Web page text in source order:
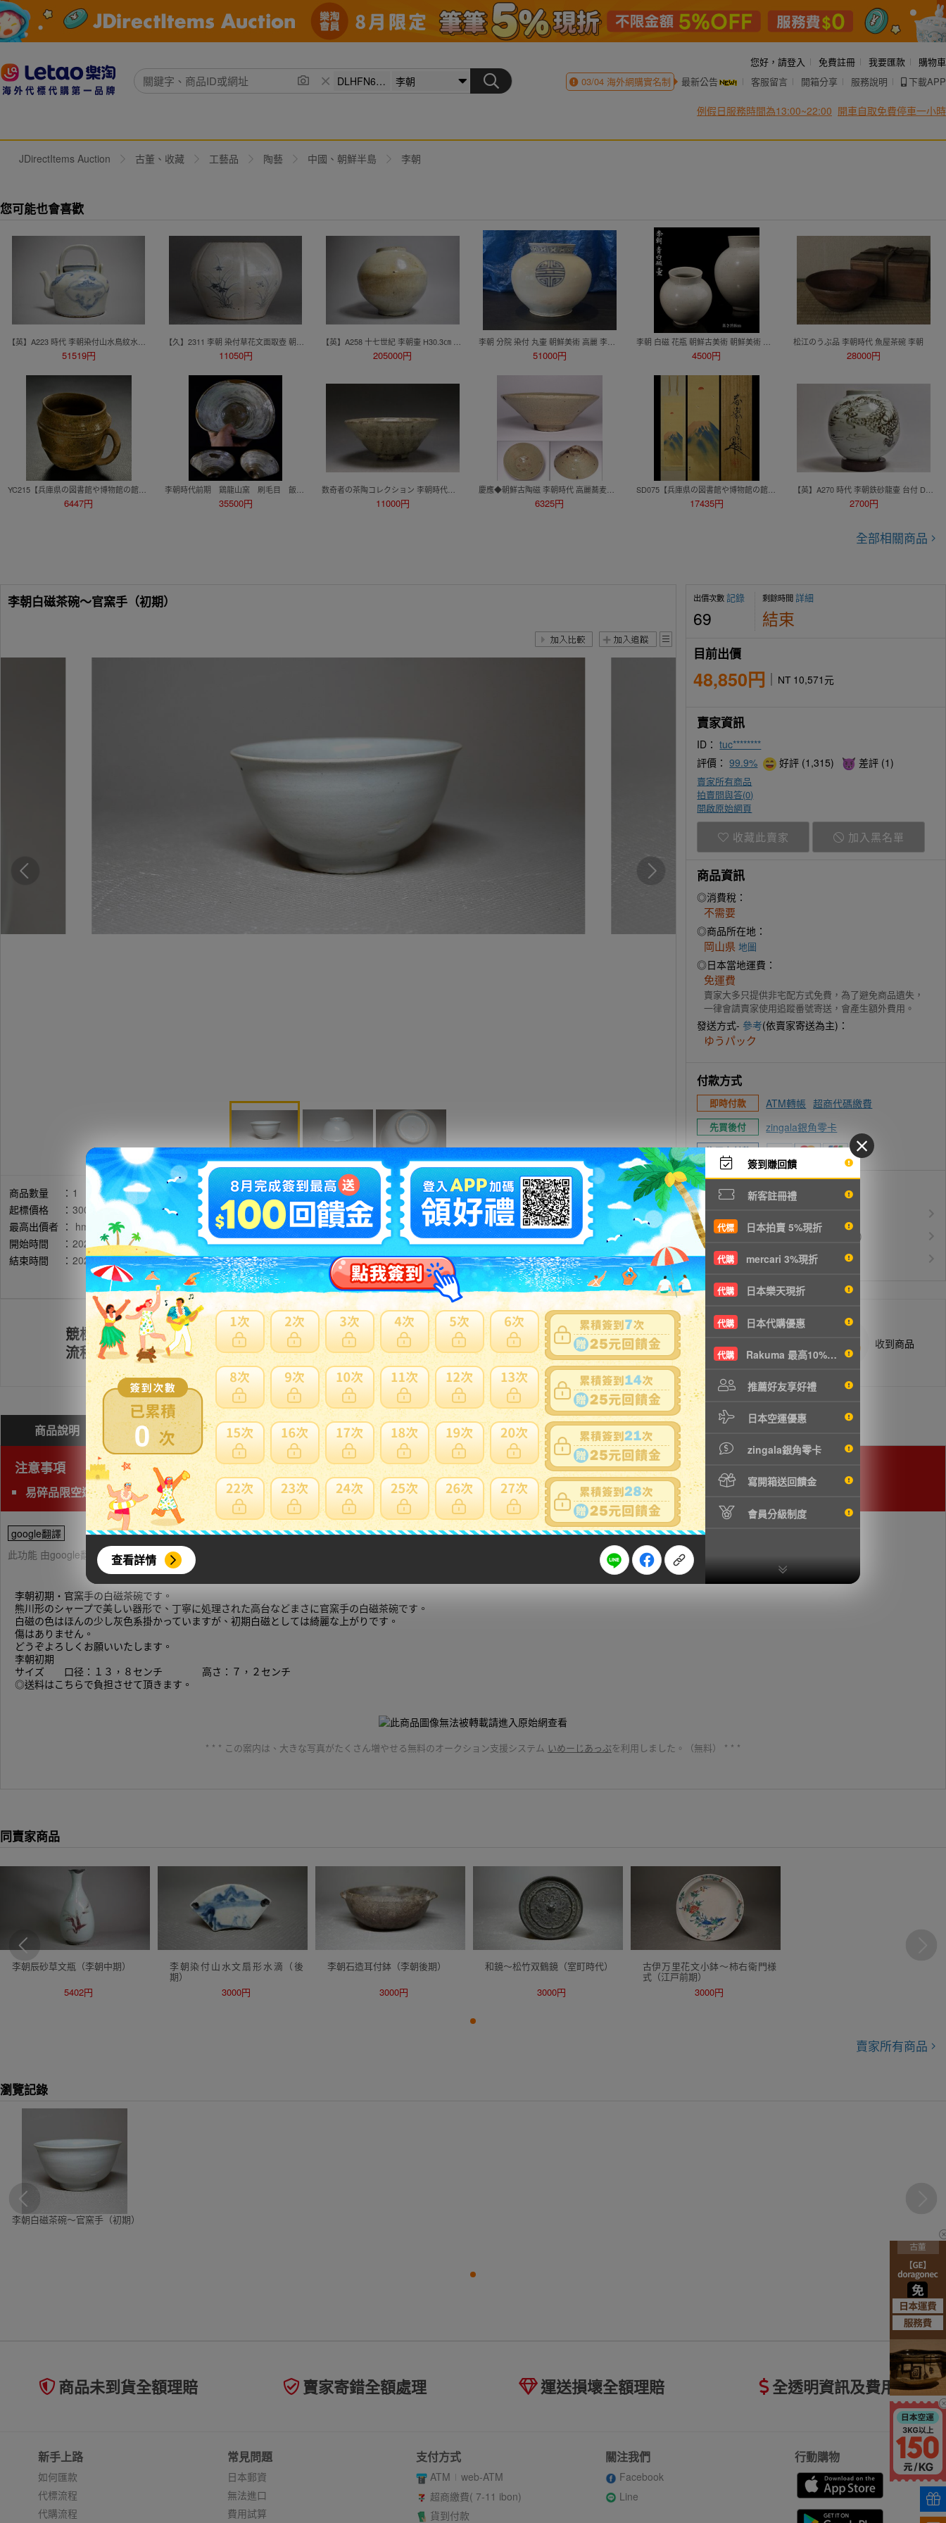
0
查看詳情
簽到賺回饋
新客註冊禮
代標 日本拍賣 5%現折
代購 mercari 3%現折
代購 日本樂天現折
代購 日本代購優惠
代購 Rakuma 最高10%現折
推薦好友享好禮
日本空運優惠
zingala銀角零卡
寫開箱送回饋金
會員分級制度
您好， 請登入 免費註冊 我要匯款
購物車
03/04海外網購實名制 最新公告 客服留言 開箱分享 服務說明 下載APP
例假日服務時間為13:00~22:00 開車自取免費停車一小時
JDirectItems Auction 古董、收藏 工藝品 陶藝 中國、朝鮮半島 李朝
您可能也會喜歡
51519円 11050円 205000円 51000円 4500円
松江のうぶ品 李朝時代 魚屋茶碗 李朝
28000円
6447円 35500円 11000円 6325円
SD075【兵庫県の図書館や博物館の館長を歴任された歴史研究家遺族委託品】掛軸 山元春挙 富士図 名品 日本画
17435円 2700円
全部相關商品
李朝白磁茶碗～官窯手（初期）
商品數量 ： 1
起標價格
： 3000円
最高出價者 ： hmrminica / 評價:18600
開始時間
： 2026年05月14日 18時19分(台灣時間)
結束時間
： 2026年05月19日 20時17分(台灣時間)
拍賣編號 ： 1229912246
商品新舊
： 在描述中說明(說明)
自動延長
： 有
認証限制
：否
提前結束
：有
可否退貨
：否
出價次數記錄
69
剩餘時間詳細
結束
目前出價
48,850円 NT 10,571元
賣家資訊
ID：tuc********
評價：99.9% 好評 (1,315) 差評 (1)
賣家所有商品
拍賣問與答(0)
開啟原始網頁
收藏此賣家 加入黑名單
商品資訊
◎消費稅：
不需要
◎商品所在地：
岡山県 地圖
◎日本當地運費：
免運費
賣家大多只提供非宅配方式免費，為了避免商品遺失，
一律會請賣家使用追蹤番號寄送，會產生額外費用。
發送方式- 參考(依賣家寄送為主)：
ゆうパック
付款方式
即時付款 ATM轉帳 超商代碼繳費
先買後付 zingala銀角零卡
信用卡付款
優惠活動
空運優惠 運費$150/KG起(以克計價)
VIP會員 白金會員升等優惠
競標
流程
註冊會員 出價競標 得標填寫委託單 商品抵台通知出貨 收到商品
商品說明 問與答(0) 費用試算 問題商品反映流程
注意事項
易碎品限空運，非易碎品可使用海運。
google翻譯
此功能 由google翻譯提供參考，樂淘不保證翻譯內容之正確性，詳細問題說明請使用商品問與答
李朝初期・官窯手の白磁茶碗です。
熊川形のシャープで美しい器形で、丁寧に処理された高台などまさに官窯手の白磁茶碗です。
白磁の色はほんの少し灰色系掛かっていますが、初期白磁としては綺麗な上がりです。
傷はありません。
どうぞよろしくお願いいたします。
李朝初期
サイズ 口径：１３，８センチ 高さ：７，２センチ
◎送料はこちらで負担させて頂きます。
* * * この案内は、大きな写真がたくさん増やせる無料のオークション支援システム いめーじあっぷを利用しました。（無料） * * *
同賣家商品
李朝辰砂草文瓶（李朝中期）
5402円
李朝染付山水文扇形水滴（後
期）
3000円
李朝石造耳付鉢（李朝後期）
3000円
和鏡～松竹双鶴鏡（室町時代）
3000円
古伊万里花文小鉢～柿右衛門様
式（江戸前期）
3000円
賣家所有商品
瀏覽記錄
李朝白磁茶碗～官窯手（初期）
商品未到貨全額理賠 賣家寄錯全額處理 運送損壞全額理賠 全透明資訊及費用
新手上路
如何匯款
代標流程
代購流程
常見問題
日本郵資
無法進口
費用試算
支付方式
ATM
web-ATM
超商繳費( 7-11 ibon)
貨到付款
關注我們
Facebook
Line
行動購物